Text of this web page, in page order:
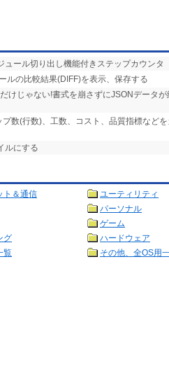
ール切り出し機能付きステップカウンタ
ルの比較結果(DIFF)を表示、保存する
けじゃない!書式を崩さずにJSONデータが
数(行数)、工数、コスト、品質指標などを
ルにする
ト＆通信
ユーティリティ
パーソナル
ゲーム
グ
ハードウェア
覧 その他、全OS用